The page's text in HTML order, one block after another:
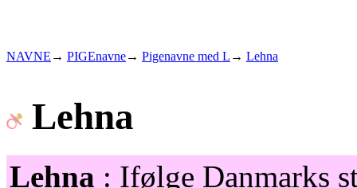
NAVNE → PIGEnavne→ Pigenavne med L → Lehna
Lehna
Lehna : Ifølge Danmarks